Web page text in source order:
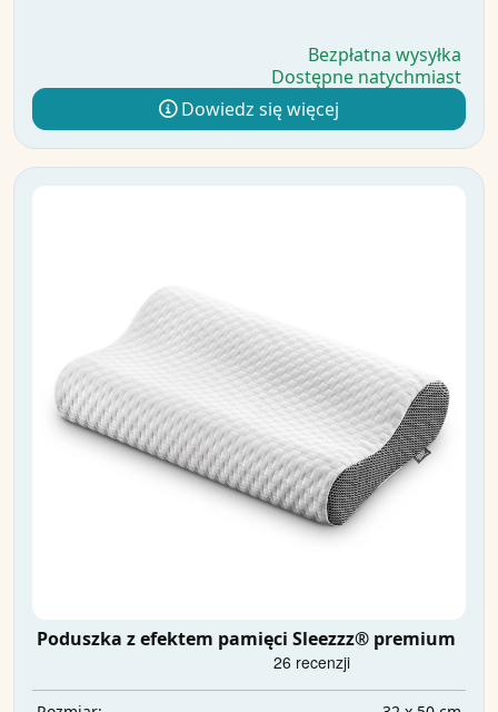
Bezpłatna wysyłka
Dostępne natychmiast
Dowiedz się więcej
Poduszka z efektem pamięci Sleezzz® premium